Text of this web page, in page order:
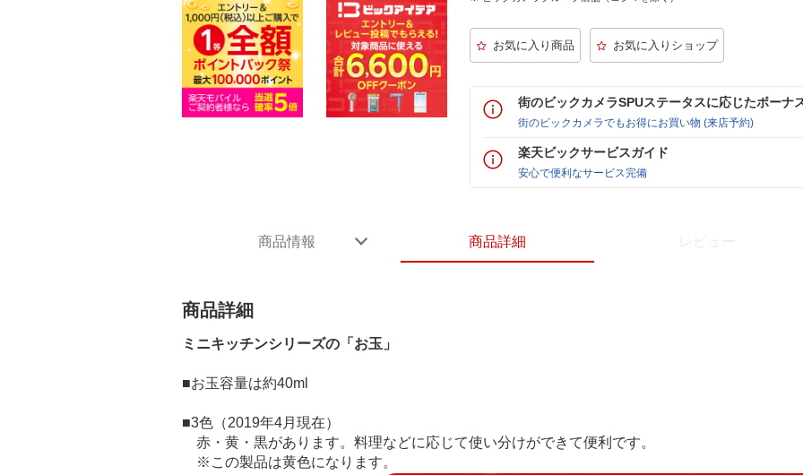
街のビックカメラSPUステータスに応じたボーナ
街のビックカメラでもお得にお買い物 (来店予約)
楽天ビックサービスガイド
安心で便利なサービス完備
商品情報 商品詳細
商品詳細
ミニキッチンシリーズの「お玉」
■お玉容量は約40ml
■3色（2019年4月現在）
赤・黄・黒があります。料理などに応じて使い分けができて便利です。
※この製品は黄色になります。